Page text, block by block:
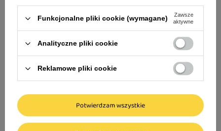
Funkcjonalne pliki cookie (wymagane)
Zawsze
aktywne
Analityczne pliki cookie
Reklamowe pliki cookie
Potwierdzam wszystkie